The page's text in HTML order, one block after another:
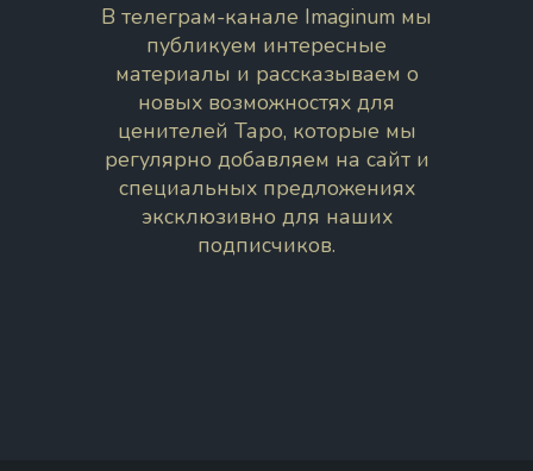
В телеграм-канале Imaginum мы
публикуем интересные
материалы и рассказываем о
новых возможностях для
ценителей Таро, которые мы
регулярно добавляем на сайт и
специальных предложениях
эксклюзивно для наших
подписчиков.